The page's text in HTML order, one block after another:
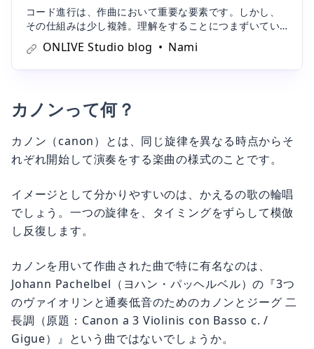
コード進行は、作曲において重要な要素です。しかし、
その仕組みは少し複雑。理解をすることにつまずいてい
る方も多いのではないでしょうか。そこで今回は、コー
ド進行を基礎から解説致します。仕組みを知ることで、
コード進行の組み立て方への理解の手助けとなり、コー
ONLIVE Studio blog Nami
カノンって何？
カノン（canon）とは、同じ旋律を異なる時点からそ
れぞれ開始して演奏をする楽曲の様式のことです。
イメージとして分かりやすいのは、かえるの歌の輪唱
でしょう。一つの旋律を、タイミングをずらして模倣
し反復します。
カノンを用いて作曲された曲で特に有名なのは、
Johann Pachelbel（ヨハン・パッヘルベル）の『3つ
のヴァイオリンと通奏低音のためのカノンとジーグ 二
長調（原題：Canon a 3 Violinis con Basso c. /
Gigue）』という曲ではないでしょうか。